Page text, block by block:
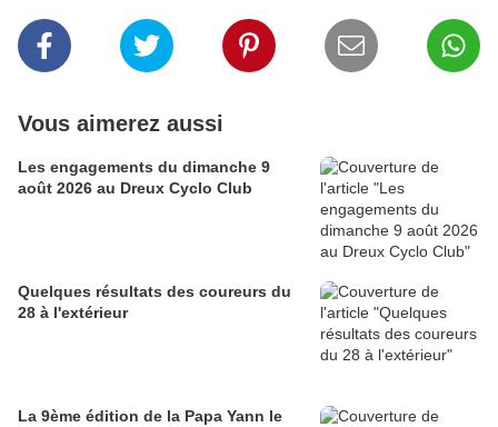
Vous aimerez aussi
Les engagements du dimanche 9
août 2026 au Dreux Cyclo Club
Quelques résultats des coureurs du
28 à l'extérieur
La 9ème édition de la Papa Yann le